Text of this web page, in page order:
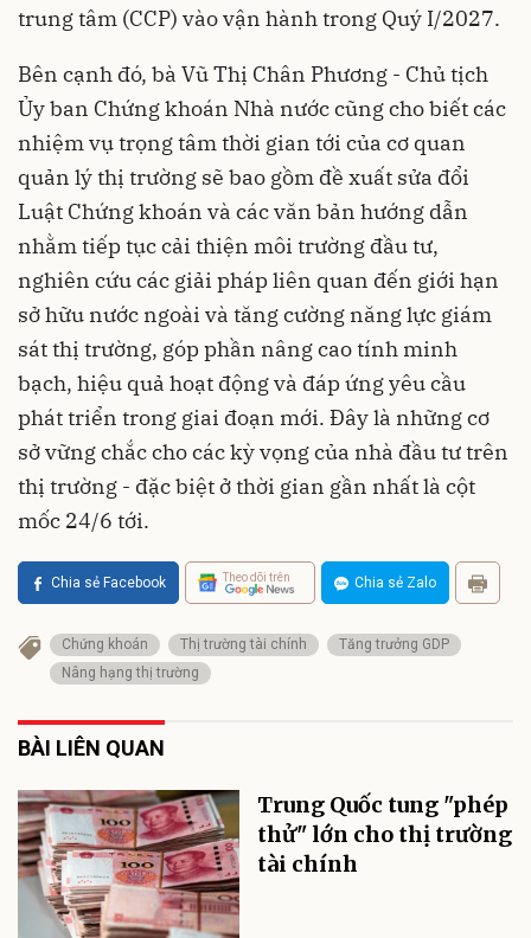
trung tâm (CCP) vào vận hành trong Quý I/2027.
Bên cạnh đó, bà Vũ Thị Chân Phương - Chủ tịch
Ủy ban Chứng khoán Nhà nước cũng cho biết các
nhiệm vụ trọng tâm thời gian tới của cơ quan
quản lý thị trường sẽ bao gồm đề xuất sửa đổi
Luật Chứng khoán và các văn bản hướng dẫn
nhằm tiếp tục cải thiện môi trường đầu tư,
nghiên cứu các giải pháp liên quan đến giới hạn
sở hữu nước ngoài và tăng cường năng lực giám
sát thị trường, góp phần nâng cao tính minh
bạch, hiệu quả hoạt động và đáp ứng yêu cầu
phát triển trong giai đoạn mới. Đây là những cơ
sở vững chắc cho các kỳ vọng của nhà đầu tư trên
thị trường - đặc biệt ở thời gian gần nhất là cột
mốc 24/6 tới.
Chia sẻ Facebook Theo dõi trên Chia sẻ Zalo
Chứng khoán Thị trường tài chính
Tăng trưởng GDP
Nâng hạng thị trường
BÀI LIÊN QUAN
Trung Quốc tung "phép
thử" lớn cho thị trường
tài chính